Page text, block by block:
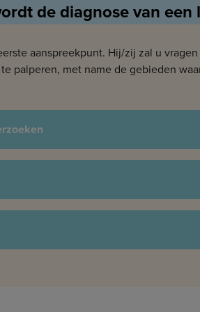
de diagnose van een
aanspreekpunt. Hij/zij zal u
palperen, met name de gebieden